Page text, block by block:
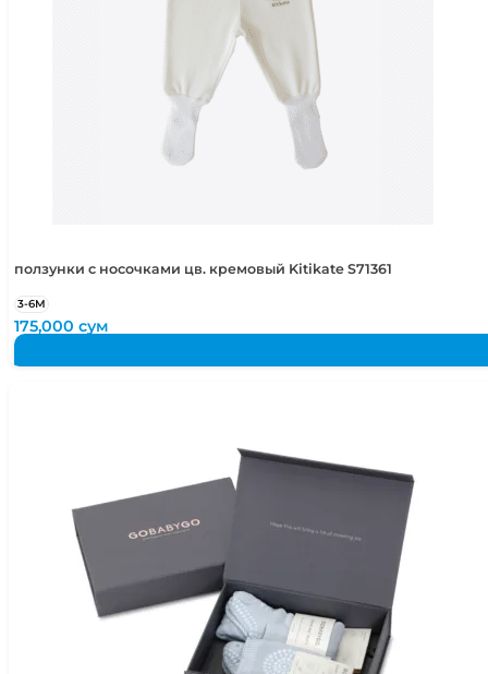
ползунки с носочками цв. кремовый Kitikate S71361
3-6М
175,000сум